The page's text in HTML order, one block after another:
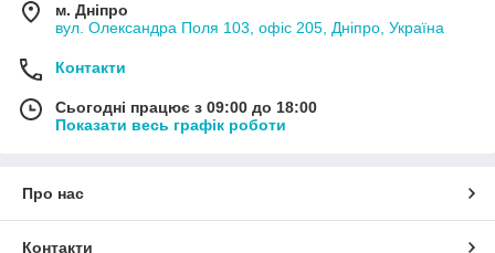
м. Дніпро
вул. Олександра Поля 103, офіс 205, Дніпро, Україна
Контакти
Сьогодні працює з 09:00 до 18:00
Показати весь графік роботи
Про нас
Контакти